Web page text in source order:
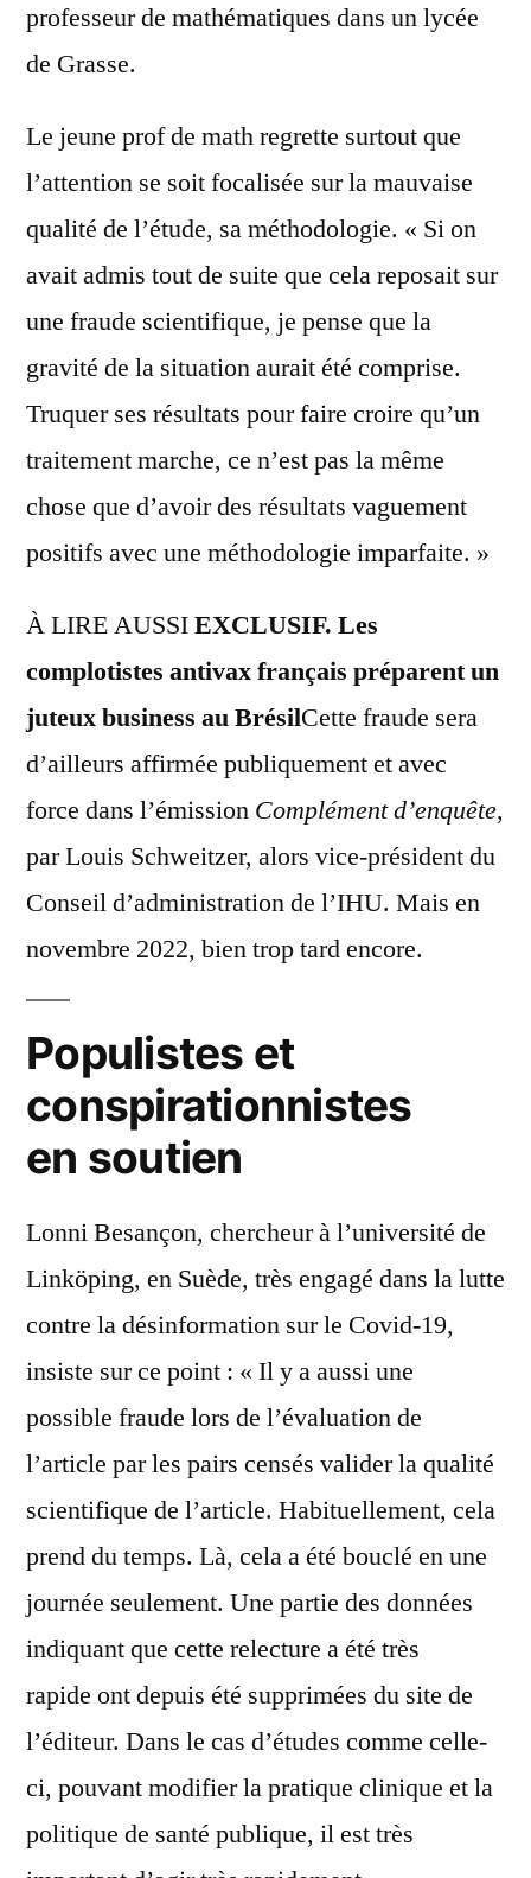
professeur de mathématiques dans un lycée
de Grasse.
Le jeune prof de math regrette surtout que
l’attention se soit focalisée sur la mauvaise
qualité de l’étude, sa méthodologie. « Si on
avait admis tout de suite que cela reposait sur
une fraude scientifique, je pense que la
gravité de la situation aurait été comprise.
Truquer ses résultats pour faire croire qu’un
traitement marche, ce n’est pas la même
chose que d’avoir des résultats vaguement
positifs avec une méthodologie imparfaite. »
À LIRE AUSSIEXCLUSIF. Les
complotistes antivax français préparent un
juteux business au BrésilCette fraude sera
d’ailleurs affirmée publiquement et avec
force dans l’émission Complément d’enquête,
par Louis Schweitzer, alors vice-président du
Conseil d’administration de l’IHU. Mais en
novembre 2022, bien trop tard encore.
Populistes et
conspirationnistes
en soutien
Lonni Besançon, chercheur à l’université de
Linköping, en Suède, très engagé dans la lutte
contre la désinformation sur le Covid-19,
insiste sur ce point : « Il y a aussi une
possible fraude lors de l’évaluation de
l’article par les pairs censés valider la qualité
scientifique de l’article. Habituellement, cela
prend du temps. Là, cela a été bouclé en une
journée seulement. Une partie des données
indiquant que cette relecture a été très
rapide ont depuis été supprimées du site de
l’éditeur. Dans le cas d’études comme celle-
ci, pouvant modifier la pratique clinique et la
politique de santé publique, il est très